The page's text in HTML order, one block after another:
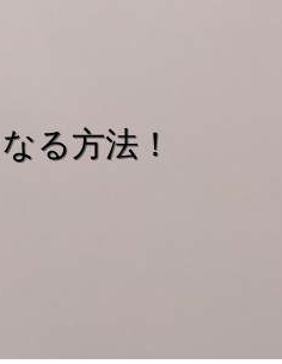
る方法！